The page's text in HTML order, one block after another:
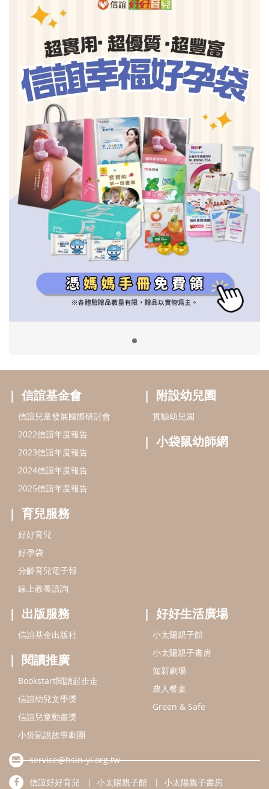
信誼基金會
2022信誼年度報告
2023信誼年度報告
2024信誼年度報告
好孕袋
分齡育兒電子報
線上教養諮詢
附設幼兒園
小袋鼠幼師網
出版服務
信誼基金出版社
閱讀推廣
Bookstart閱讀起步走
信誼幼兒文學獎
信誼兒童動畫獎
小袋鼠說故事劇團
service@hsin-yi.org.tw
信誼好好育兒
小太陽親子書房
(02)2396-5305轉2345 (週一～週五 9:00～18:00)
認識信誼 合作洽談 智慧財產權聲明
本網站建議使用IE9(含以上)或 Google Chrome 版本瀏覽器
信誼基金會/上誼文化實業股份有限公司 版權所有 ©